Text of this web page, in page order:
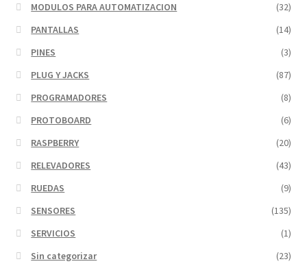
MODULOS PARA AUTOMATIZACION
(32)
PANTALLAS
(14)
PINES
(3)
PLUG Y JACKS
(87)
PROGRAMADORES
(8)
PROTOBOARD
(6)
RASPBERRY
(20)
RELEVADORES
(43)
RUEDAS
(9)
SENSORES
(135)
SERVICIOS
(1)
Sin categorizar
(23)